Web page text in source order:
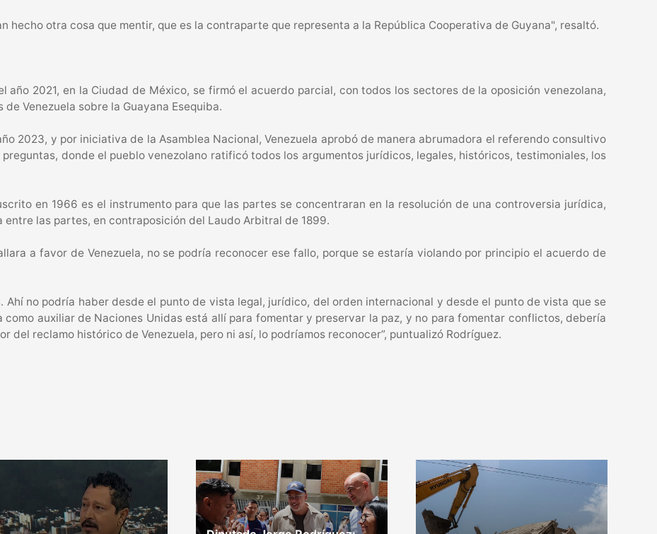
hecho otra cosa que mentir, que es la contraparte que representa a la República Cooperativa de Guyana", resaltó.
año 2021, en la Ciudad de México, se firmó el acuerdo parcial, con todos los sectores de la oposición venezolana,
Venezuela sobre la Guayana Esequiba.
2023, y por iniciativa de la Asamblea Nacional, Venezuela aprobó de manera abrumadora el referendo consultivo
donde el pueblo venezolano ratificó todos los argumentos jurídicos, legales, históricos, testimoniales, los
en 1966 es el instrumento para que las partes se concentraran en la resolución de una controversia jurídica,
las partes, en contraposición del Laudo Arbitral de 1899.
a favor de Venezuela, no se podría reconocer ese fallo, porque se estaría violando por principio el acuerdo de
Ahí no podría haber desde el punto de vista legal, jurídico, del orden internacional y desde el punto de vista que se
auxiliar de Naciones Unidas está allí para fomentar y preservar la paz, y no para fomentar conflictos, debería
del reclamo histórico de Venezuela, pero ni así, lo podríamos reconocer”, puntualizó Rodríguez.